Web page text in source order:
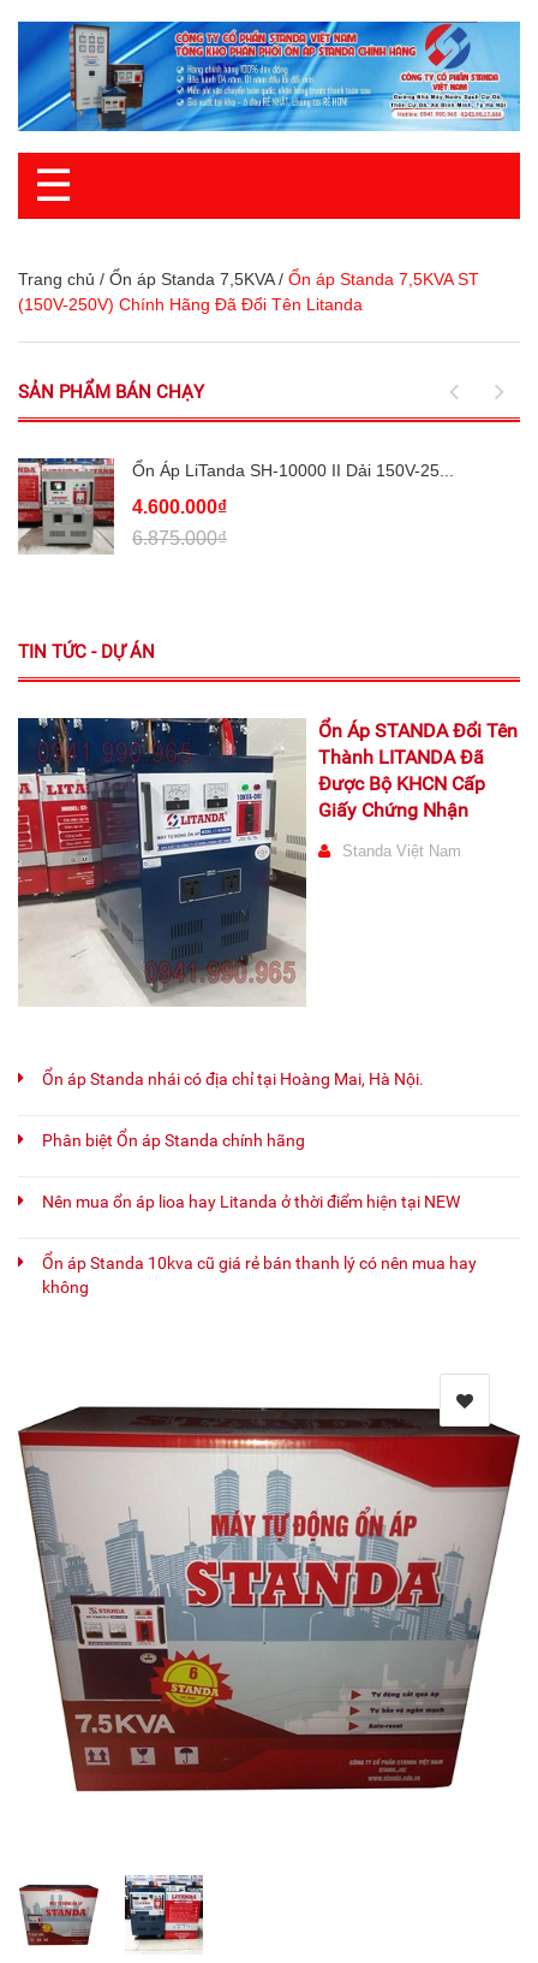
☰
Trang chủ / Ổn áp Standa 7,5KVA / Ổn áp Standa 7,5KVA ST
(150V-250V) Chính Hãng Đã Đổi Tên Litanda
SẢN PHẨM BÁN CHẠY
Ổn Áp LiTanda SH-10000 II Dải 150V-25...
4.600.000₫
6.875.000₫
TIN TỨC - DỰ ÁN
Ổn Áp STANDA Đổi Tên
Thành LITANDA Đã
Được Bộ KHCN Cấp
Giấy Chứng Nhận
Standa Việt Nam
Ổn áp Standa nhái có địa chỉ tại Hoàng Mai, Hà Nội.
Phân biệt Ổn áp Standa chính hãng
Nên mua ổn áp lioa hay Litanda ở thời điểm hiện tại NEW
Ổn áp Standa 10kva cũ giá rẻ bán thanh lý có nên mua hay
không